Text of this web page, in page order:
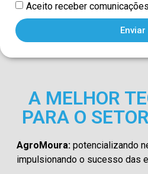
Aceito receber comunicações
Enviar
A MELHOR
PARA O
AgroMoura: potencializando
impulsionando o sucesso das